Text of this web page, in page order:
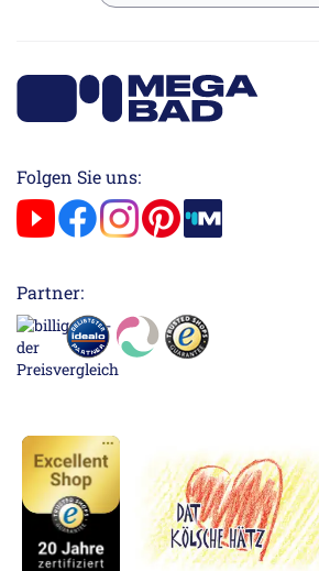
Folgen Sie uns:
Partner: